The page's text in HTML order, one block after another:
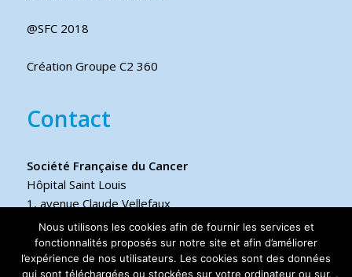
@SFC 2018
Création Groupe C2 360
Contact
Société Française du Cancer
Hôpital Saint Louis
1, avenue Claude Vellefaux
75475 Paris cedex 10 FRANCE
Téléphone
Nous utilisons les cookies afin de fournir les services et
fonctionnalités proposés sur notre site et afin d’améliorer
l’expérience de nos utilisateurs. Les cookies sont des données
qui sont téléchargées ou stockées sur votre ordinateur ou sur